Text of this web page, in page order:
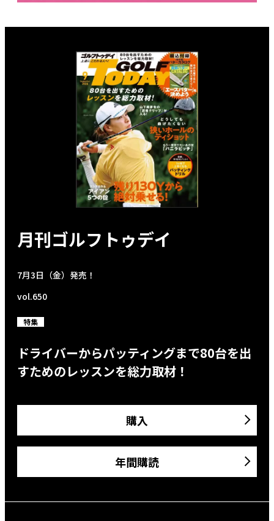
月刊ゴルフトゥデイ
7月3日（金）発売！
vol.650
特集
ドライバーからパッティングまで80台を出
すためのレッスンを総力取材！
購入
年間購読